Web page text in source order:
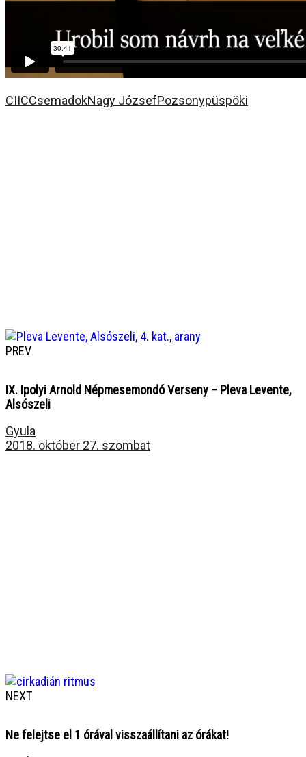
CIICCsemadokNagy JózsefPozsonypüspöki
PREV
IX. Ipolyi Arnold Népmesemondó Verseny – Pleva Levente,
Alsószeli
Gyula
2018. október 27. szombat
NEXT
Ne felejtse el 1 órával visszaállítani az órákat!